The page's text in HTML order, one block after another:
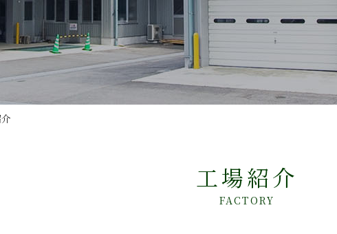
工場紹介
FACTORY